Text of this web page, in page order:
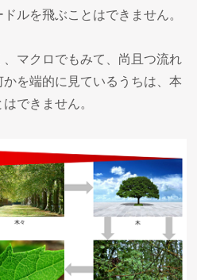
ルを飛ぶことはできません。
マクロでもみて、尚且つ流れ
を端的に見ているうちは、本
できません。